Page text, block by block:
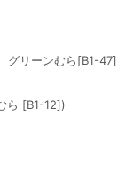
リーンむら[B1-47]
ら [B1-12])